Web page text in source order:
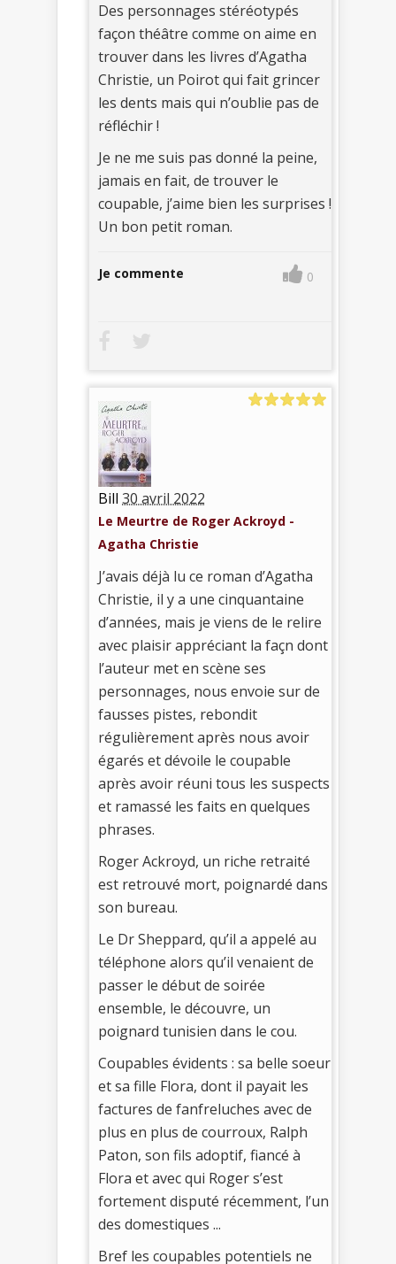
Des personnages stéréotypés
façon théâtre comme on aime en
trouver dans les livres d’Agatha
Christie, un Poirot qui fait grincer
les dents mais qui n’oublie pas de
réfléchir !
Je ne me suis pas donné la peine,
jamais en fait, de trouver le
coupable, j’aime bien les surprises !
Un bon petit roman.
Je commente 0
Bill 30 avril 2022
Le Meurtre de Roger Ackroyd -
Agatha Christie
J’avais déjà lu ce roman d’Agatha
Christie, il y a une cinquantaine
d’années, mais je viens de le relire
avec plaisir appréciant la façn dont
l’auteur met en scène ses
personnages, nous envoie sur de
fausses pistes, rebondit
régulièrement après nous avoir
égarés et dévoile le coupable
après avoir réuni tous les suspects
et ramassé les faits en quelques
phrases.
Roger Ackroyd, un riche retraité
est retrouvé mort, poignardé dans
son bureau.
Le Dr Sheppard, qu’il a appelé au
téléphone alors qu’il venaient de
passer le début de soirée
ensemble, le découvre, un
poignard tunisien dans le cou.
Coupables évidents : sa belle soeur
et sa fille Flora, dont il payait les
factures de fanfreluches avec de
plus en plus de courroux, Ralph
Paton, son fils adoptif, fiancé à
Flora et avec qui Roger s’est
fortement disputé récemment, l’un
des domestiques ...
Bref les coupables potentiels ne